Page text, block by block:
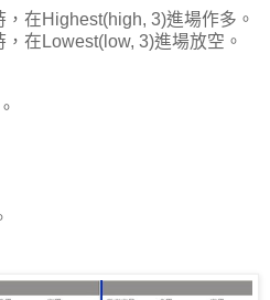
在Highest(high, 3)進場作多。
在Lowest(low, 3)進場放空。